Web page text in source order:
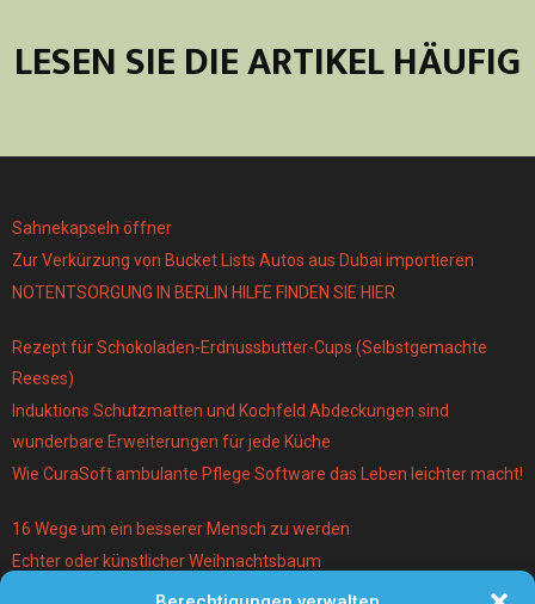
LESEN SIE DIE ARTIKEL HÄUFIG
Sahnekapseln öffner
Zur Verkürzung von Bucket Lists Autos aus Dubai importieren
NOTENTSORGUNG IN BERLIN HILFE FINDEN SIE HIER
Rezept für Schokoladen-Erdnussbutter-Cups (Selbstgemachte
Reeses)
Induktions Schutzmatten und Kochfeld Abdeckungen sind
wunderbare Erweiterungen für jede Küche
Wie CuraSoft ambulante Pflege Software das Leben leichter macht!
16 Wege um ein besserer Mensch zu werden
Echter oder künstlicher Weihnachtsbaum